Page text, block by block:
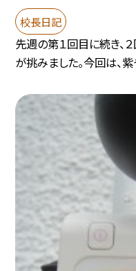
校長日記
先週の第１回目に続き、
が挑みました。今回は、